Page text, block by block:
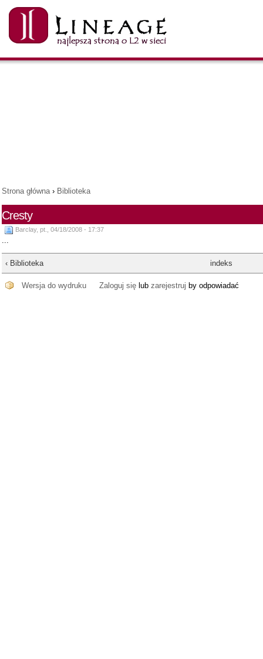
Strona główna › Biblioteka
Cresty
Barclay, pt., 04/18/2008 - 17:37
‹ Biblioteka indeks
Wersja do wydruku Zaloguj sięlub zarejestruj by odpowiadać